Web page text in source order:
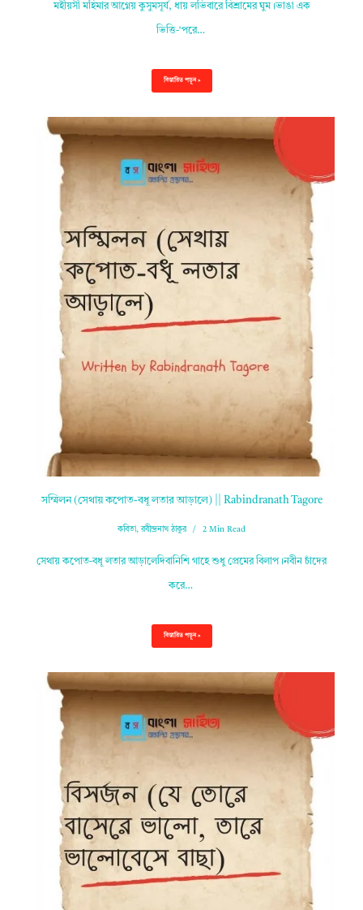
মহীয়সী মহিমার আগ্নেয় কুসুমসূর্য, ধায় লভিবারে বিশ্রামের ঘুম।ভাঙা এক
ভিত্তি-‘পরে…
বিস্তারিত পড়ুন »
সম্মিলন (সেথায় কপোত-বধূ লতার আড়ালে) || Rabindranath Tagore
কবিতা,রবীন্দ্রনাথ ঠাকুর 2 Min Read
সেথায় কপোত-বধূ লতার আড়ালেদিবানিশি গাহে শুধু প্রেমের বিলাপ।নবীন চাঁদের
করে…
বিস্তারিত পড়ুন »